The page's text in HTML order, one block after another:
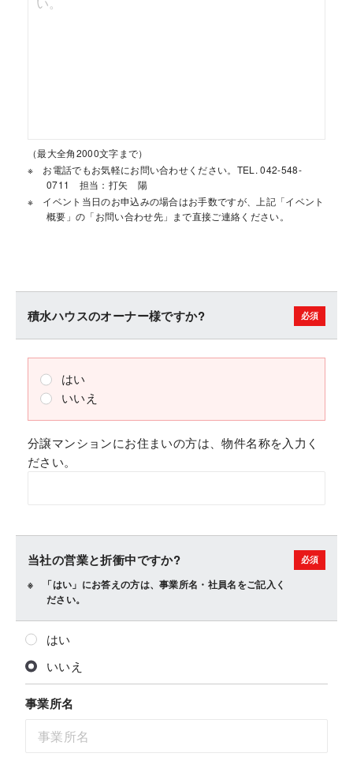
（最大全角2000文字まで）
お電話でもお気軽にお問い合わせください。TEL. 042-548-
0711 担当：打矢 陽
イベント当日のお申込みの場合はお手数ですが、上記「イベント
概要」の「お問い合わせ先」まで直接ご連絡ください。
積水ハウスのオーナー様ですか?
はい
いいえ
分譲マンションにお住まいの方は、物件名称を入力く
ださい。
当社の営業と折衝中ですか?
「はい」にお答えの方は、事業所名・社員名をご記入く
ださい。
はい
いいえ
事業所名